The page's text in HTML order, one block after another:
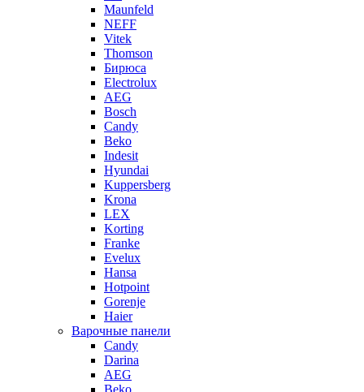
Maunfeld
NEFF
Vitek
Thomson
Бирюса
Electrolux
AEG
Bosch
Candy
Beko
Indesit
Hyundai
Kuppersberg
Krona
LEX
Korting
Franke
Evelux
Hansa
Hotpoint
Gorenje
Haier
Варочные панели
Candy
Darina
AEG